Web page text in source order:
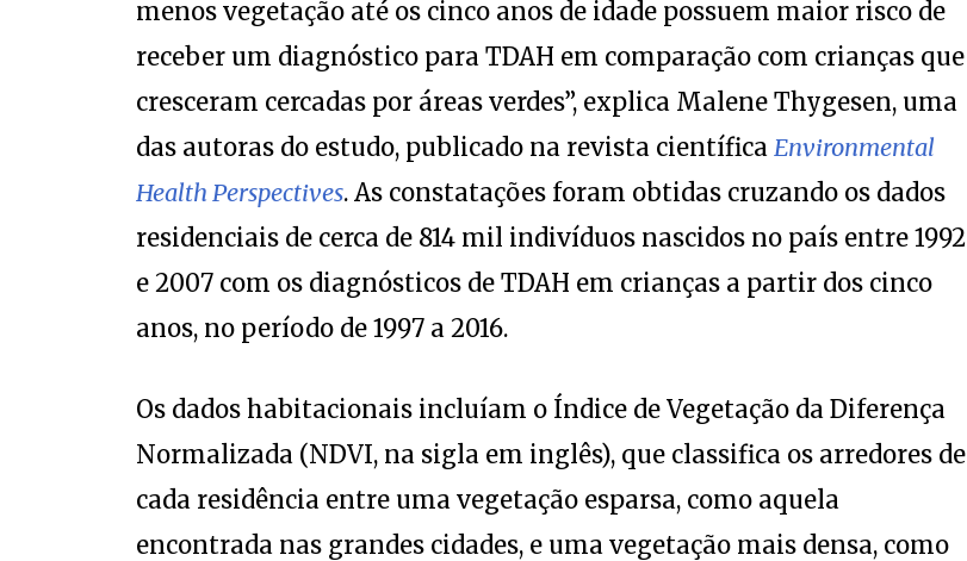
menos vegetação até os cinco anos de idade possuem maior risco de
receber um diagnóstico para TDAH em comparação com crianças que
cresceram cercadas por áreas verdes”, explica Malene Thygesen, uma
das autoras do estudo, publicado na revista científica Environmental
Health Perspectives. As constatações foram obtidas cruzando os dados
residenciais de cerca de 814 mil indivíduos nascidos no país entre 1992
e 2007 com os diagnósticos de TDAH em crianças a partir dos cinco
anos, no período de 1997 a 2016.
Os dados habitacionais incluíam o Índice de Vegetação da Diferença
Normalizada (NDVI, na sigla em inglês), que classifica os arredores de
cada residência entre uma vegetação esparsa, como aquela
encontrada nas grandes cidades, e uma vegetação mais densa, como